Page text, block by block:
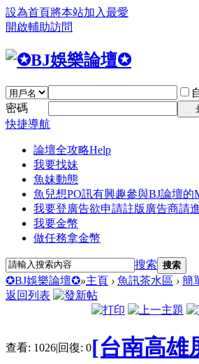
設為首頁將本站加入最愛
開啟輔助訪問
密碼
快捷導航
論壇全攻略Help
我要找妹
魚妹動態
魚兒想PO訊有興趣參與BJ論壇的
我要登廣告欲申請註版廣告商請
我要金幣
做任務拿金幣
搜索 搜索
✪BJ娛樂論壇✪»主頁 › 魚訊茶水區 › 簡
返回列表
查看: 1026|回復: 0[台南高雄